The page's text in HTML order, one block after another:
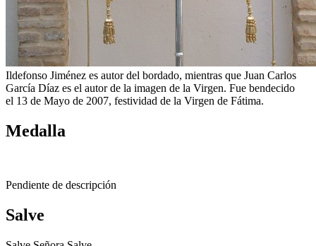
Ildefonso Jiménez es autor del bordado, mientras que Juan Carlos
García Díaz es el autor de la imagen de la Virgen. Fue bendecido
el 13 de Mayo de 2007, festividad de la Virgen de Fátima.
Medalla
Pendiente de descripción
Salve